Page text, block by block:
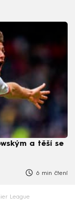
a těší se
6 min čtení
League